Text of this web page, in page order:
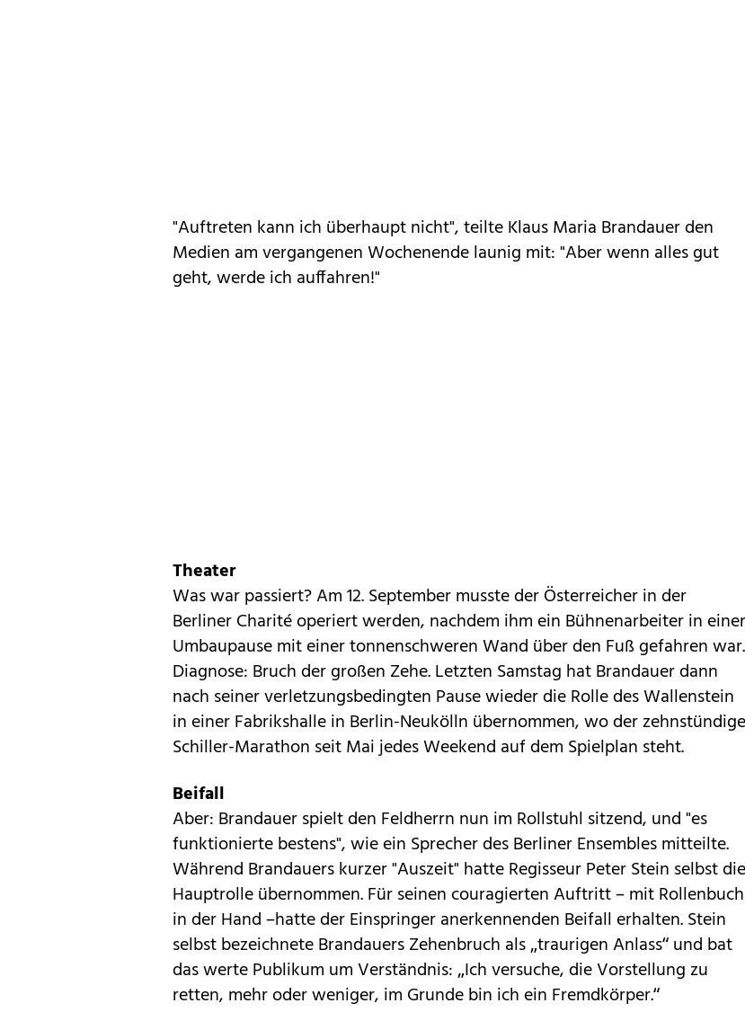
"Auftreten kann ich überhaupt nicht", teilte Klaus Maria Brandauer den
Medien am vergangenen Wochenende launig mit: "Aber wenn alles gut
geht, werde ich auffahren!"
Theater
Was war passiert? Am 12. September musste der Österreicher in der
Berliner Charité operiert werden, nachdem ihm ein Bühnenarbeiter in einer
Umbaupause mit einer tonnenschweren Wand über den Fuß gefahren war.
Diagnose: Bruch der großen Zehe. Letzten Samstag hat Brandauer dann
nach seiner verletzungsbedingten Pause wieder die Rolle des Wallenstein
in einer Fabrikshalle in Berlin-Neukölln übernommen, wo der zehnstündige
Schiller-Marathon seit Mai jedes Weekend auf dem Spielplan steht.
Beifall
Aber: Brandauer spielt den Feldherrn nun im Rollstuhl sitzend, und "es
funktionierte bestens", wie ein Sprecher des Berliner Ensembles mitteilte.
Während Brandauers kurzer "Auszeit" hatte Regisseur Peter Stein selbst die
Hauptrolle übernommen. Für seinen couragierten Auftritt – mit Rollenbuch
in der Hand –hatte der Einspringer anerkennenden Beifall erhalten. Stein
selbst bezeichnete Brandauers Zehenbruch als „traurigen Anlass“ und bat
das werte Publikum um Verständnis: „Ich versuche, die Vorstellung zu
retten, mehr oder weniger, im Grunde bin ich ein Fremdkörper.“